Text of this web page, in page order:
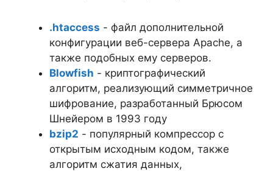
.htaccess - файл дополнительной
конфигурации веб-сервера Apache, а
также подобных ему серверов.
Blowfish - криптографический
алгоритм, реализующий симметричное
шифрование, разработанный Брюсом
Шнейером в 1993 году
bzip2 - популярный компрессор с
открытым исходным кодом, также
алгоритм сжатия данных,